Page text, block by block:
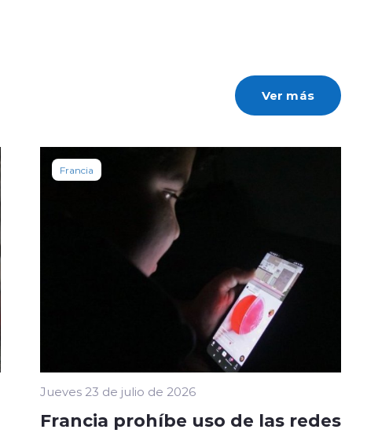
Ver más
Francia
Jueves 23 de julio de 2026
Francia prohíbe uso de las redes